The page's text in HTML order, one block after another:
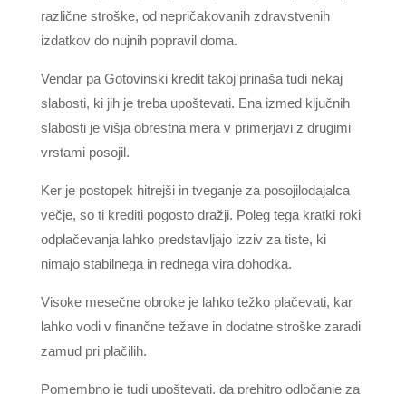
različne stroške, od nepričakovanih zdravstvenih
izdatkov do nujnih popravil doma.
Vendar pa Gotovinski kredit takoj prinaša tudi nekaj
slabosti, ki jih je treba upoštevati. Ena izmed ključnih
slabosti je višja obrestna mera v primerjavi z drugimi
vrstami posojil.
Ker je postopek hitrejši in tveganje za posojilodajalca
večje, so ti krediti pogosto dražji. Poleg tega kratki roki
odplačevanja lahko predstavljajo izziv za tiste, ki
nimajo stabilnega in rednega vira dohodka.
Visoke mesečne obroke je lahko težko plačevati, kar
lahko vodi v finančne težave in dodatne stroške zaradi
zamud pri plačilih.
Pomembno je tudi upoštevati, da prehitro odločanje za